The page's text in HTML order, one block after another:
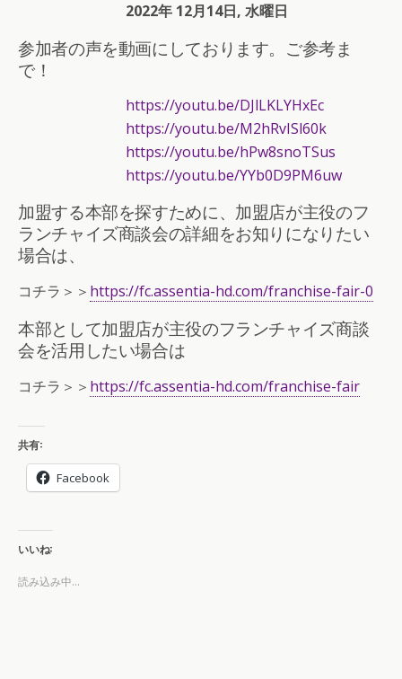
2022年 12月14日, 水曜日
参加者の声を動画にしております。ご参考ま
で！
https://youtu.be/DJlLKLYHxEc
https://youtu.be/M2hRvISl60k
https://youtu.be/hPw8snoTSus
https://youtu.be/YYb0D9PM6uw
加盟する本部を探すために、加盟店が主役のフ
ランチャイズ商談会の詳細をお知りになりたい
場合は、
コチラ＞＞ https://fc.assentia-hd.com/franchise-fair-0
本部として加盟店が主役のフランチャイズ商談
会を活用したい場合は
コチラ＞＞ https://fc.assentia-hd.com/franchise-fair
共有:
Facebook
いいね:
読み込み中...